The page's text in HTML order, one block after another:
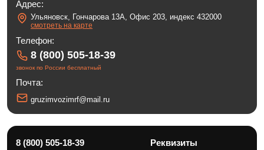
Адрес:
Ульяновск, Гончарова 13А, Офис 203, индекс 432000
смотреть на карте
Телефон:
8 (800) 505-18-39
звонок по России бесплатный
Почта:
gruzimvozimrf@mail.ru
8 (800) 505-18-39 Реквизиты